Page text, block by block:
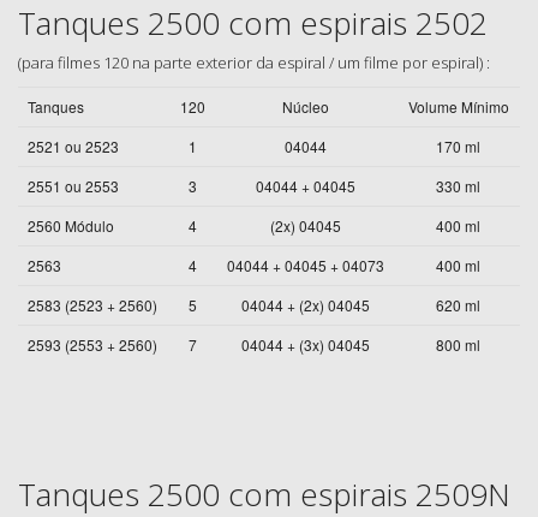
Tanques 2500 com espirais 2502
(para filmes 120 na parte exterior da espiral / um filme por espiral) :
Tanques 120 Núcleo
Volume Mínimo
2521 ou 2523
1 04044
170 ml
2551 ou 2553
3 04044 + 04045
330 ml
2560 Módulo
4 (2x) 04045
400 ml
2563
4 04044 + 04045 + 04073
400 ml
2583 (2523 + 2560)
5 04044 + (2x) 04045
620 ml
2593 (2553 + 2560)
7 04044 + (3x) 04045 800 ml
Tanques 2500 com espirais 2509N